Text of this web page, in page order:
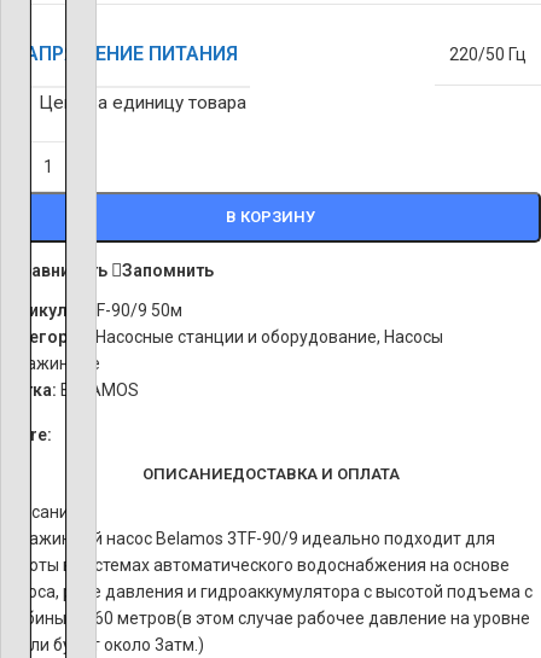
НАПРЯЖЕНИЕ ПИТАНИЯ 220/50 Гц
Цена за единицу товара
В КОРЗИНУ
Сравнивать Запомнить
Артикул:
3TF-90/9 50м
Категории:
Насосные станции и оборудование, Насосы
скважинные
Метка: BELAMOS
Share:
ОПИСАНИЕДОСТАВКА И ОПЛАТА
Описание
Скважинный насос Belamos 3TF-90/9 идеально подходит для
работы в системах автоматического водоснабжения на основе
насоса, реле давления и гидроаккумулятора с высотой подъема с
глубины до 60 метров(в этом случае рабочее давление на уровне
земли будет около 3атм.)